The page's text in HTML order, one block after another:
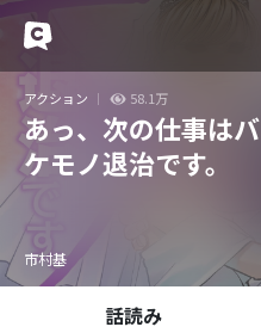
アクション 58.1万
あっ、次の仕事はバ
ケモノ退治です。
市村基
話読み